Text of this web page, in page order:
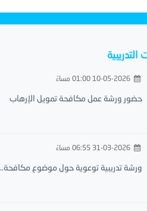
التدريبية
حضور ورشة عمل مكافحة تمويل الإرهاب
ورشة تدريبية توعوية حول موضوع مكافحة..